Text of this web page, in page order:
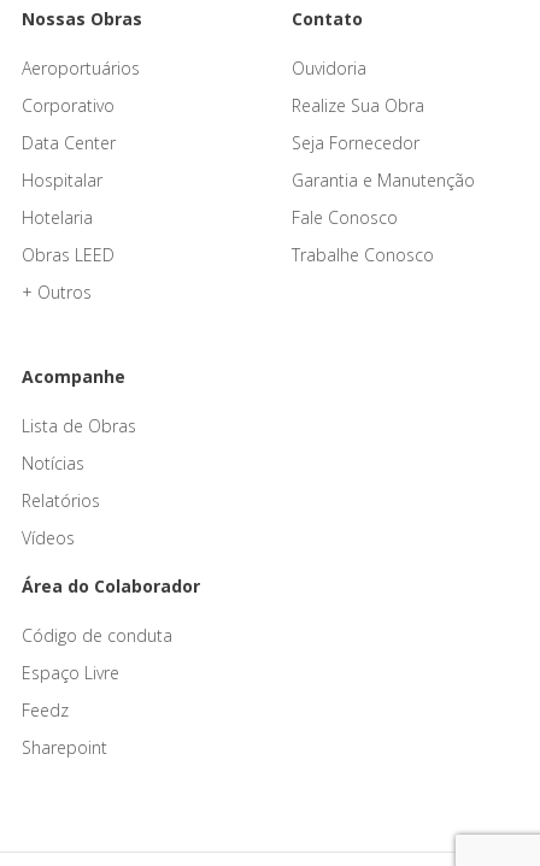
Nossas Obras
Aeroportuários
Corporativo
Data Center
Hospitalar
Hotelaria
Obras LEED
+ Outros
Contato
Ouvidoria
Realize Sua Obra
Seja Fornecedor
Garantia e Manutenção
Fale Conosco
Trabalhe Conosco
Acompanhe
Lista de Obras
Notícias
Relatórios
Vídeos
Área do Colaborador
Código de conduta
Espaço Livre
Feedz
Sharepoint